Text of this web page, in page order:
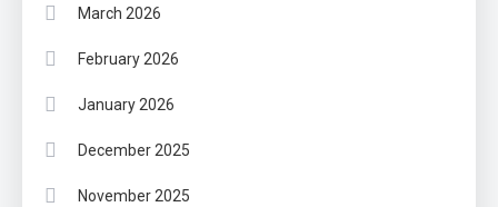
March 2026
February 2026
January 2026
December 2025
November 2025